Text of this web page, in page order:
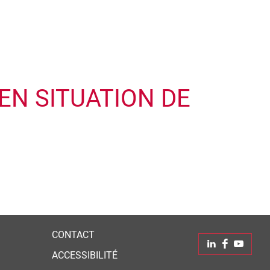
SITUATION DE
Linkedin
CONTACT
ACCESSIBILITÉ